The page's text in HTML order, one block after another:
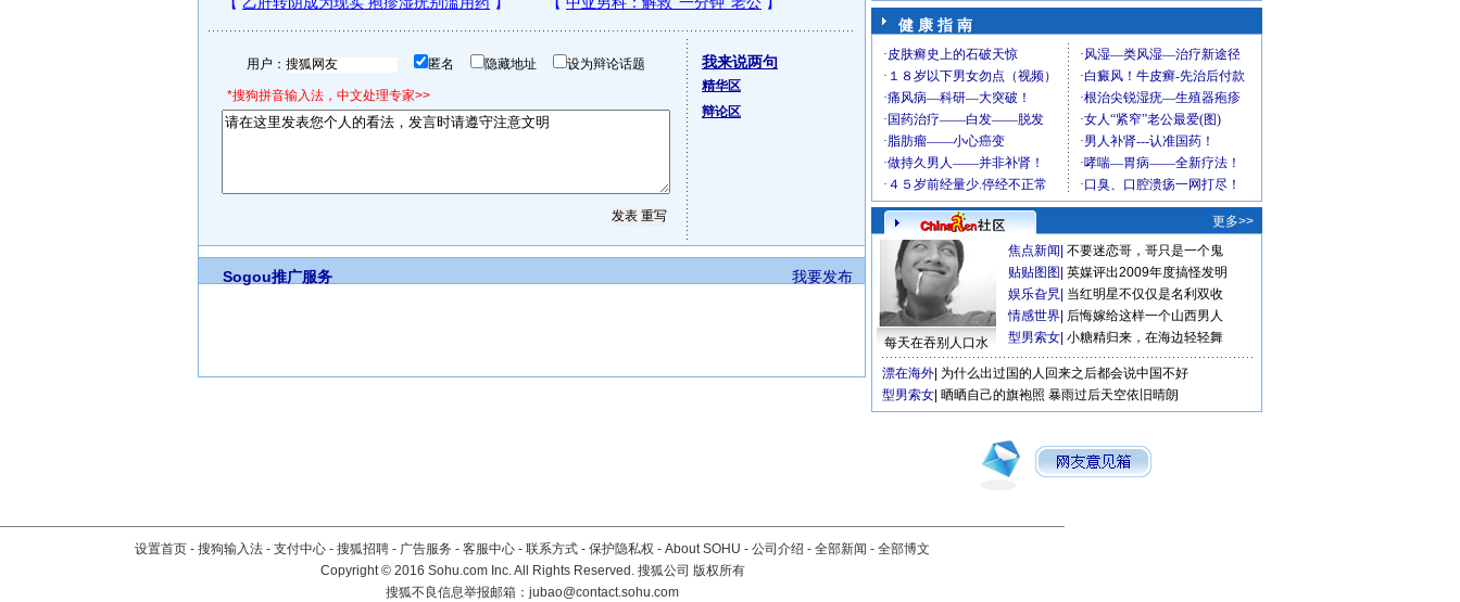
用户： 匿名 隐藏地址 设为辩论话题
*搜狗拼音输入法，中文处理专家>>
我来说两句
精华区
辩论区
我要发布
Sogou推广服务
健 康 指 南
更多>>
每天在吞别人口水
焦点新闻 不要迷恋哥，哥只是一个鬼
贴贴图图 英媒评出2009年度搞怪发明
娱乐旮旯 当红明星不仅仅是名利双收
情感世界 后悔嫁给这样一个山西男人
型男索女 小糖精归来，在海边轻轻舞
漂在海外 为什么出过国的人回来之后都会说中国不好
型男索女 晒晒自己的旗袍照 暴雨过后天空依旧晴朗
设置首页 - 搜狗输入法 - 支付中心 - 搜狐招聘 - 广告服务 - 客服中心 - 联系方式 - 保护隐私权 - About SOHU - 公司介绍 - 全部新闻 - 全部博文
Copyright©2016 Sohu.com Inc. All Rights Reserved. 搜狐公司 版权所有
搜狐不良信息举报邮箱： jubao@contact.sohu.com